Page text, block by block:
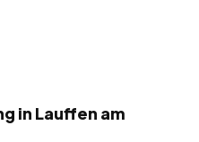
in Lauffen am